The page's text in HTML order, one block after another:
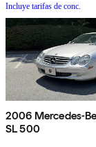
Incluye tarifas de conc.
2006 Mercedes-
SL 500